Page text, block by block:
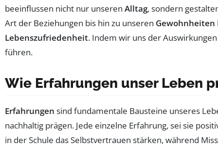
beeinflussen nicht nur unseren Alltag, sondern
Art der Beziehungen bis hin zu unseren Gewohnheiten
Lebenszufriedenheit. Indem wir uns der
führen.
Wie Erfahrungen unser Leben
Erfahrungen sind fundamentale Bausteine unseres
nachhaltig prägen. Jede einzelne Erfahrung, sei sie
in der Schule das Selbstvertrauen stärken, während